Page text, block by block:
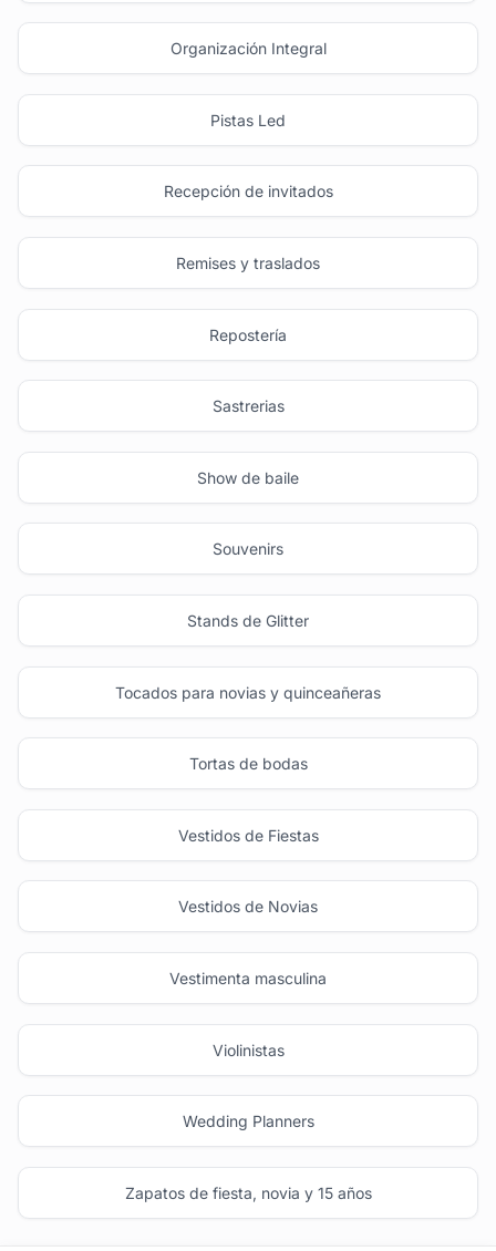
Organización Integral
Pistas Led
Recepción de invitados
Remises y traslados
Repostería
Sastrerias
Show de baile
Souvenirs
Stands de Glitter
Tocados para novias y quinceañeras
Tortas de bodas
Vestidos de Fiestas
Vestidos de Novias
Vestimenta masculina
Violinistas
Wedding Planners
Zapatos de fiesta, novia y 15 años